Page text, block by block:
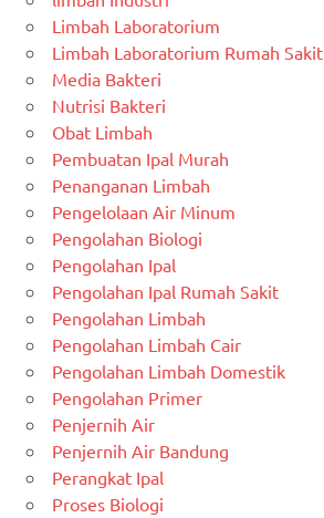
Limbah Laboratorium
Limbah Laboratorium Rumah Sakit
Media Bakteri
Nutrisi Bakteri
Obat Limbah
Pembuatan Ipal Murah
Penanganan Limbah
Pengelolaan Air Minum
Pengolahan Biologi
Pengolahan Ipal
Pengolahan Ipal Rumah Sakit
Pengolahan Limbah
Pengolahan Limbah Cair
Pengolahan Limbah Domestik
Pengolahan Primer
Penjernih Air
Penjernih Air Bandung
Perangkat Ipal
Proses Biologi